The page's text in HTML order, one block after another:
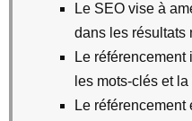
Le SEO vise à
dans les résultats
Le
les mots-clés et
Le